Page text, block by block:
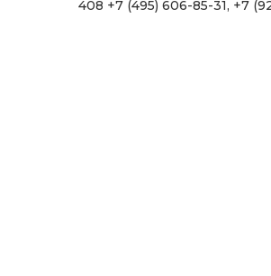
408 +7 (495) 606-85-31, +7